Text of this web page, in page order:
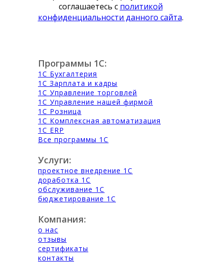
соглашаетесь с политикой
конфиденциальности данного сайта.
Программы 1С:
1С Бухгалтерия
1С Зарплата и кадры
1С Управление торговлей
1С Управление нашей фирмой
1С Розница
1С Комплексная автоматизация
1С ERP
Все программы 1С
Услуги:
проектное внедрение 1С
доработка 1С
обслуживание 1С
бюджетирование 1С
Компания:
о нас
отзывы
сертификаты
контакты